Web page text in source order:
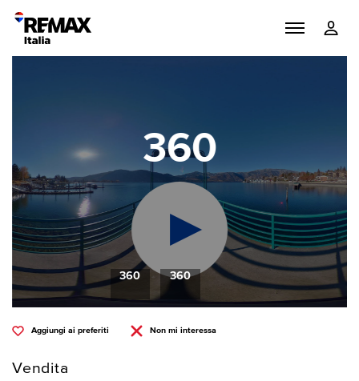
360
360 360
Aggiungi ai preferiti Non mi interessa
Vendita